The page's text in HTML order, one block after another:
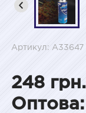
Артикул: A33647
248 грн.
Оптова: